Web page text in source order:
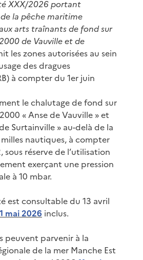
XXX/2026 portant
la pêche maritime
arts traînants de fond sur
de Vauville et de
les zones autorisées au sein
des dragues
à compter du 1er juin
le chalutage de fond sur
« Anse de Vauville » et
Surtainville » au-delà de la
nautiques, à compter
sous réserve de l’utilisation
exerçant une pression
à 10 mbar.
est consultable du 13 avril
mai 2026 inclus.
peuvent parvenir à la
de la mer Manche Est